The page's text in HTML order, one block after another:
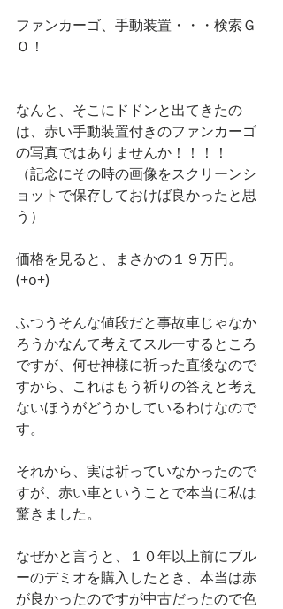
ファンカーゴ、手動装置・・・検索Ｇ
Ｏ！
なんと、そこにドドンと出てきたの
は、赤い手動装置付きのファンカーゴ
の写真ではありませんか！！！！
（記念にその時の画像をスクリーンシ
ョットで保存しておけば良かったと思
う）
価格を見ると、まさかの１９万円。
(+o+)
ふつうそんな値段だと事故車じゃなか
ろうかなんて考えてスルーするところ
ですが、何せ神様に祈った直後なので
すから、これはもう祈りの答えと考え
ないほうがどうかしているわけなので
す。
それから、実は祈っていなかったので
すが、赤い車ということで本当に私は
驚きました。
なぜかと言うと、１０年以上前にブル
ーのデミオを購入したとき、本当は赤
が良かったのですが中古だったので色